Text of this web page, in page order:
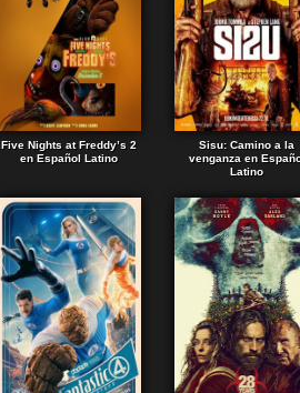
Five Nights at Freddy’s 2
en Español Latino
Sisu: Camino a la
venganza en
Latino